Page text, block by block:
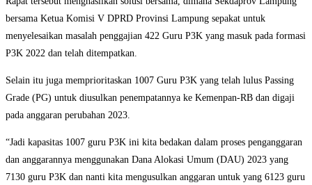
bersama Ketua Komisi V DPRD Provinsi Lampung sepakat untuk
menyelesaikan masalah penggajian 422 Guru P3K yang masuk pada formasi
P3K 2022 dan telah ditempatkan.
Selain itu juga memprioritaskan 1007 Guru P3K yang telah lulus Passing
Grade (PG) untuk diusulkan penempatannya ke Kemenpan-RB dan digaji
pada anggaran perubahan 2023.
“Jadi kapasitas 1007 guru P3K ini kita bedakan dalam proses penganggaran
dan anggarannya menggunakan Dana Alokasi Umum (DAU) 2023 yang
7130 guru P3K dan nanti kita mengusulkan anggaran untuk yang 6123 guru